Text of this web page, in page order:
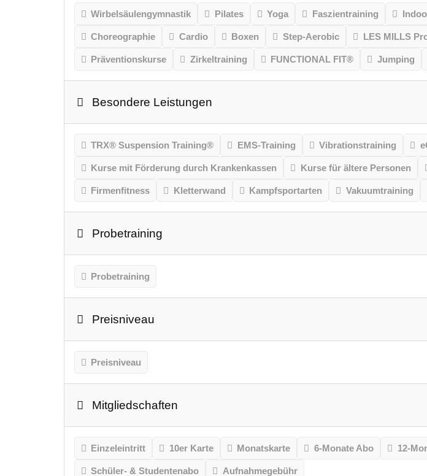
Wirbelsäulengymnastik Pilates Yoga Faszientraining
Choreographie Cardio Boxen Step-Aerobic LES MILLS
Präventionskurse Zirkeltraining FUNCTIONAL FIT® Jumping
Besondere Leistungen
TRX® Suspension Training® EMS-Training Vibrationstraining
Kurse mit Förderung durch Krankenkassen Kurse für ältere Personen
Firmenfitness Kletterwand Kampfsportarten Vakuumtraining
Probetraining
Probetraining
Preisniveau
Preisniveau
Mitgliedschaften
Einzeleintritt 10er Karte Monatskarte 6-Monate Abo 12-
Schüler- & Studentenabo Aufnahmegebühr